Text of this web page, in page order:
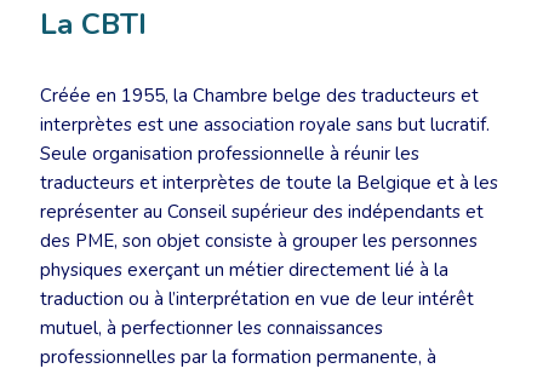
La CBTI
Créée en 1955, la Chambre belge des traducteurs et
interprètes est une association royale sans but lucratif.
Seule organisation professionnelle à réunir les
traducteurs et interprètes de toute la Belgique et à les
représenter au Conseil supérieur des indépendants et
des PME, son objet consiste à grouper les personnes
physiques exerçant un métier directement lié à la
traduction ou à l’interprétation en vue de leur intérêt
mutuel, à perfectionner les connaissances
professionnelles par la formation permanente, à